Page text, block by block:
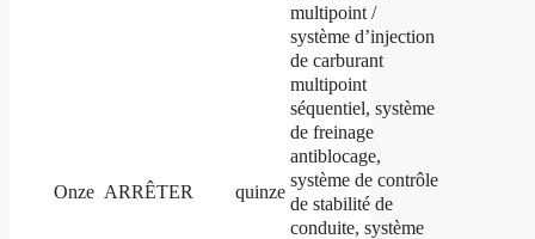
Onze ARRÊTER quinze
multipoint /
système d’injection
de carburant
multipoint
séquentiel, système
de freinage
antiblocage,
système de contrôle
de stabilité de
conduite, système